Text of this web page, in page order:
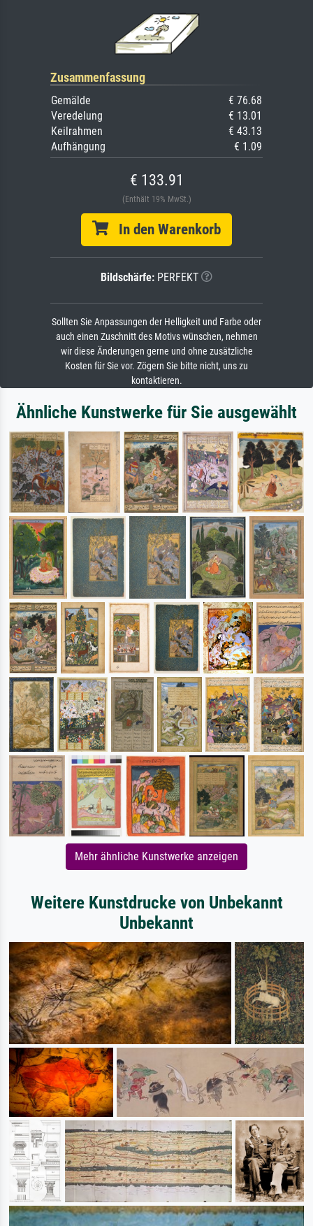
Zusammenfassung
Gemälde
€ 76.68
Veredelung
€ 13.01
Keilrahmen
€ 43.13
Aufhängung
€ 1.09
€ 133.91
(Enthält 19% MwSt.)
In den Warenkorb
Bildschärfe: PERFEKT
Sollten Sie Anpassungen der Helligkeit und Farbe oder
auch einen Zuschnitt des Motivs wünschen, nehmen
wir diese Änderungen gerne und ohne zusätzliche
Kosten für Sie vor. Zögern Sie bitte nicht, uns zu
kontaktieren.
Ähnliche Kunstwerke für Sie ausgewählt
Mehr ähnliche Kunstwerke anzeigen
Weitere Kunstdrucke von Unbekannt
Unbekannt